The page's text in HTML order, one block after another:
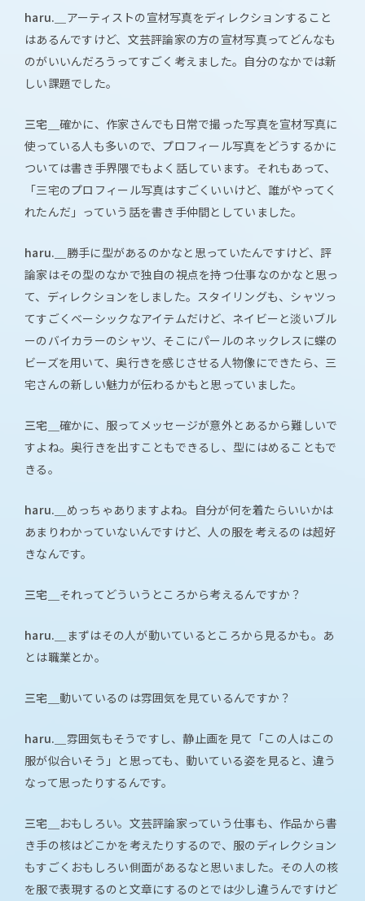
haru.＿ アーティストの宣材写真をディレクションすること
はあるんですけど、文芸評論家の方の宣材写真ってどんなも
のがいいんだろうってすごく考えました。自分のなかでは新
しい課題でした。
三宅＿ 確かに、作家さんでも日常で撮った写真を宣材写真に
使っている人も多いので、プロフィール写真をどうするかに
ついては書き手界隈でもよく話しています。それもあって、
「三宅のプロフィール写真はすごくいいけど、誰がやってく
れたんだ」っていう話を書き手仲間としていました。
haru.＿ 勝手に型があるのかなと思っていたんですけど、評
論家はその型のなかで独自の視点を持つ仕事なのかなと思っ
て、ディレクションをしました。スタイリングも、シャツっ
てすごくベーシックなアイテムだけど、ネイビーと淡いブル
ーのバイカラーのシャツ、そこにパールのネックレスに蝶の
ビーズを用いて、奥行きを感じさせる人物像にできたら、三
宅さんの新しい魅力が伝わるかもと思っていました。
三宅＿ 確かに、服ってメッセージが意外とあるから難しいで
すよね。奥行きを出すこともできるし、型にはめることもで
きる。
haru.＿ めっちゃありますよね。自分が何を着たらいいかは
あまりわかっていないんですけど、人の服を考えるのは超好
きなんです。
三宅＿ それってどういうところから考えるんですか？
haru.＿
まずはその人が動いているところから見るかも。あ
とは職業とか。
三宅＿ 動いているのは雰囲気を見ているんですか？
haru.＿ 雰囲気もそうですし、静止画を見て「この人はこの
服が似合いそう」と思っても、動いている姿を見ると、違う
なって思ったりするんです。
三宅＿
おもしろい。文芸評論家っていう仕事も、作品から書
き手の核はどこかを考えたりするので、服のディレクション
もすごくおもしろい側面があるなと思いました。その人の核
を服で表現するのと文章にするのとでは少し違うんですけど